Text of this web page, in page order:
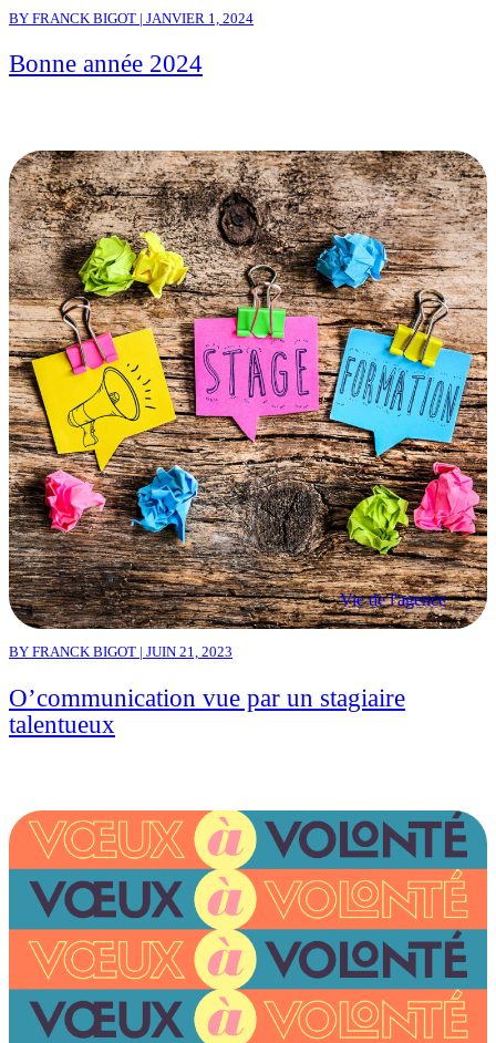
BY FRANCK BIGOT | JANVIER 1, 2024
Bonne année 2024
Vie de l'agence
BY FRANCK BIGOT | JUIN 21, 2023
O’communication vue par un stagiaire
talentueux